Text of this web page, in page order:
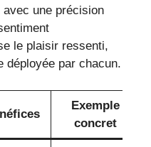
avec une précision
le plaisir ressenti,
déployée par chacun.
Exemple
concret